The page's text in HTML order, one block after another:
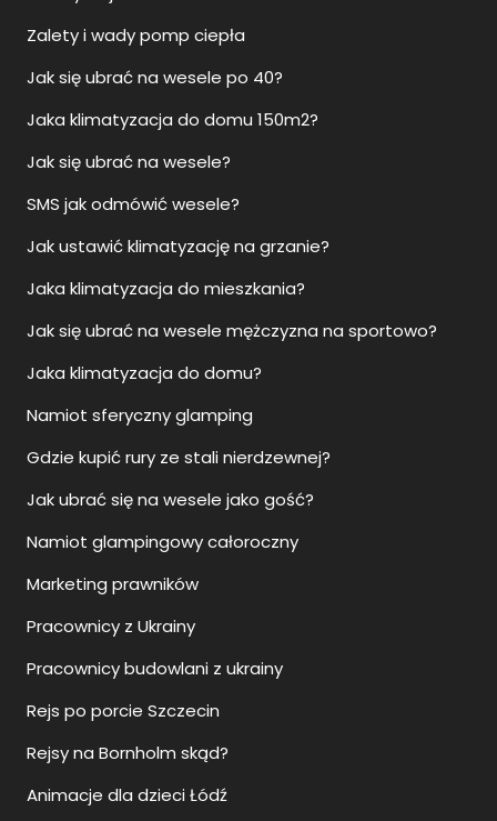
Zalety i wady pomp ciepła
Jak się ubrać na wesele po 40?
Jaka klimatyzacja do domu 150m2?
Jak się ubrać na wesele?
SMS jak odmówić wesele?
Jak ustawić klimatyzację na grzanie?
Jaka klimatyzacja do mieszkania?
Jak się ubrać na wesele mężczyzna na sportowo?
Jaka klimatyzacja do domu?
Namiot sferyczny glamping
Gdzie kupić rury ze stali nierdzewnej?
Jak ubrać się na wesele jako gość?
Namiot glampingowy całoroczny
Marketing prawników
Pracownicy z Ukrainy
Pracownicy budowlani z ukrainy
Rejs po porcie Szczecin
Rejsy na Bornholm skąd?
Animacje dla dzieci Łódź